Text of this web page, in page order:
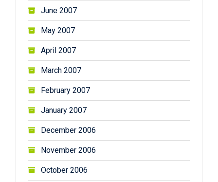
June 2007
May 2007
April 2007
March 2007
February 2007
January 2007
December 2006
November 2006
October 2006